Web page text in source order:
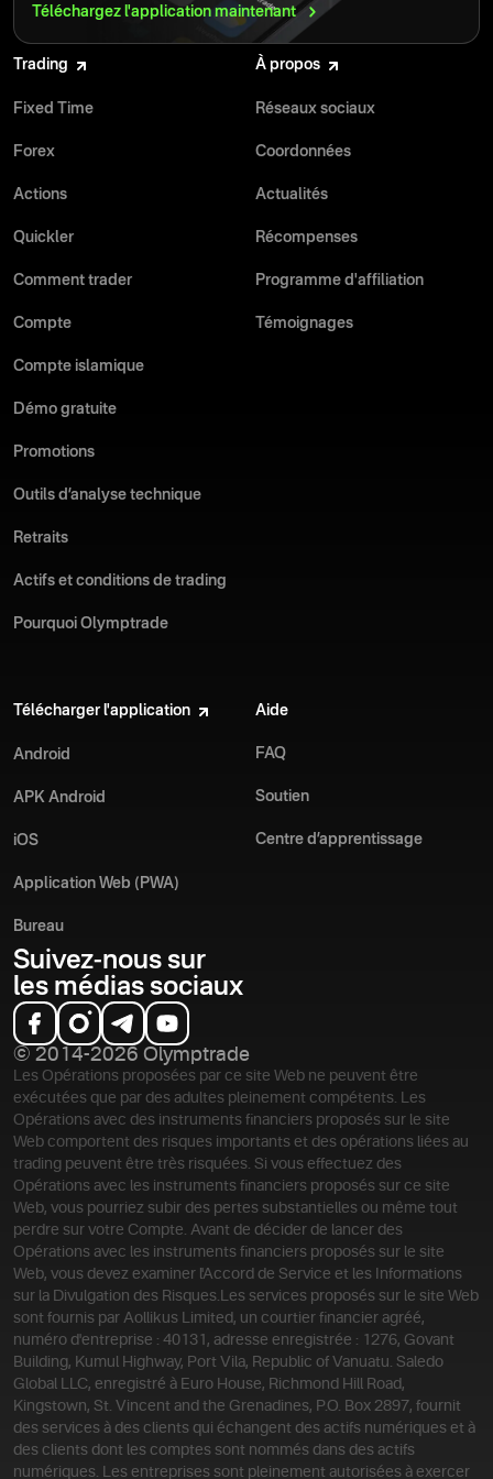
Téléchargez l'applicationmaintenant
Trading
Fixed Time
Forex
Actions
Quickler
Comment trader
Compte
Compte islamique
Démo gratuite
Promotions
Outils d’analyse technique
Retraits
Actifs et conditions de trading
Pourquoi Olymptrade
À propos
Réseaux sociaux
Coordonnées
Actualités
Récompenses
Programme d'affiliation
Témoignages
Télécharger l'application
Android
APK Android
iOS
Application Web (PWA)
Bureau
Aide
FAQ
Soutien
Centre d’apprentissage
Suivez-nous sur
les médias sociaux
© 2014-2026 Olymptrade
Les Opérations proposées par ce site Web ne peuvent être
exécutées que par des adultes pleinement compétents. Les
Opérations avec des instruments financiers proposés sur le site
Web comportent des risques importants et des opérations liées au
trading peuvent être très risquées. Si vous effectuez des
Opérations avec les instruments financiers proposés sur ce site
Web, vous pourriez subir des pertes substantielles ou même tout
perdre sur votre Compte. Avant de décider de lancer des
Opérations avec les instruments financiers proposés sur le site
Web, vous devez examiner l'Accord de Service et les Informations
sur la Divulgation des Risques. Les services proposés sur le site Web
sont fournis par Aollikus Limited, un courtier financier agréé,
numéro d'entreprise : 40131, adresse enregistrée : 1276, Govant
Building, Kumul Highway, Port Vila, Republic of Vanuatu. Saledo
Global LLC, enregistré à Euro House, Richmond Hill Road,
Kingstown, St. Vincent and the Grenadines, P.O. Box 2897, fournit
des services à des clients qui échangent des actifs numériques et à
des clients dont les comptes sont nommés dans des actifs
numériques. Les entreprises sont pleinement autorisées à exercer